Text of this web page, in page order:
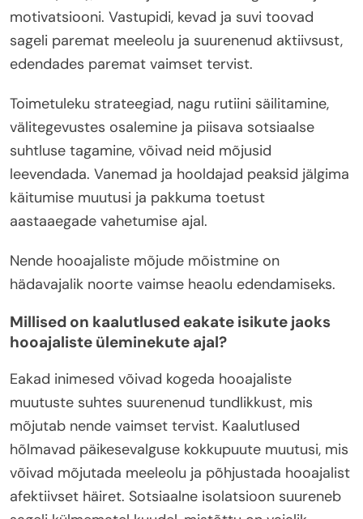
motivatsiooni. Vastupidi, kevad ja suvi toovad
sageli paremat meeleolu ja suurenenud aktiivsust,
edendades paremat vaimset tervist.
Toimetuleku strateegiad, nagu rutiini säilitamine,
välitegevustes osalemine ja piisava sotsiaalse
suhtluse tagamine, võivad neid mõjusid
leevendada. Vanemad ja hooldajad peaksid jälgima
käitumise muutusi ja pakkuma toetust
aastaaegade vahetumise ajal.
Nende hooajaliste mõjude mõistmine on
hädavajalik noorte vaimse heaolu edendamiseks.
Millised on kaalutlused eakate isikute jaoks
hooajaliste üleminekute ajal?
Eakad inimesed võivad kogeda hooajaliste
muutuste suhtes suurenenud tundlikkust, mis
mõjutab nende vaimset tervist. Kaalutlused
hõlmavad päikesevalguse kokkupuute muutusi, mis
võivad mõjutada meeleolu ja põhjustada hooajalist
afektiivset häiret. Sotsiaalne isolatsioon suureneb